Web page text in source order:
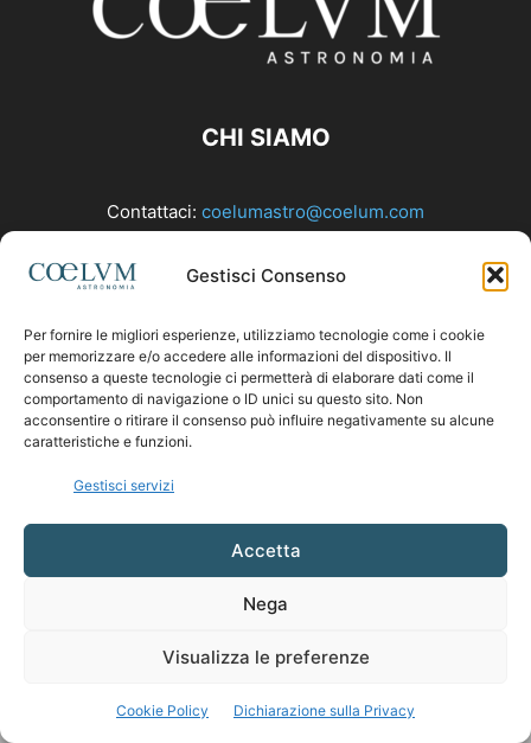
Gestisci Consenso
Per fornire le migliori esperienze, utilizziamo tecnologie come i cookie
per memorizzare e/o accedere alle informazioni del dispositivo. Il
consenso a queste tecnologie ci permetterà di elaborare dati come il
comportamento di navigazione o ID unici su questo sito. Non
acconsentire o ritirare il consenso può influire negativamente su alcune
caratteristiche e funzioni.
Gestisci servizi
Accetta
Nega
Visualizza le preferenze
Cookie Policy Dichiarazione sulla Privacy
CHI SIAMO
Contattaci: coelumastro@coelum.com
SEGUICI